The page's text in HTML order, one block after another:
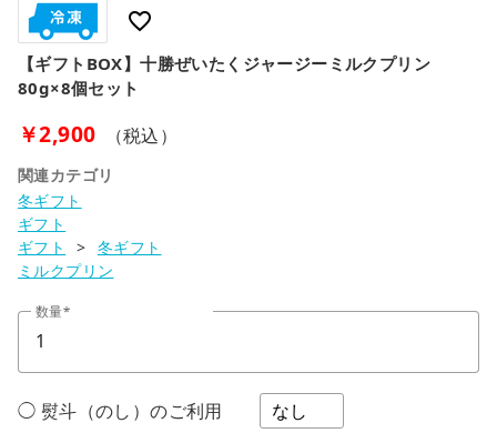
favorite_border
【ギフトBOX】十勝ぜいたくジャージーミルクプリン
80g×8個セット
￥2,900 （税込）
関連カテゴリ
冬ギフト
ギフト
ギフト
冬ギフト
ミルクプリン
数量
◯ 熨斗（のし）のご利用